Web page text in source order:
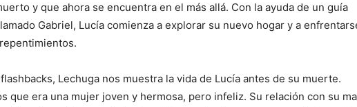
y que ahora se encuentra en el más allá. Con la ayuda de un guía
Gabriel, Lucía comienza a explorar su nuevo hogar y a
Lechuga nos muestra la vida de Lucía antes de su muerte.
que era una mujer joven y hermosa, pero infeliz. Su relación con su